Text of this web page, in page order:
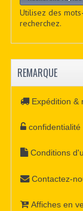
Utilisez des
recherchez.
REMARQUE
Expédition &
confidentialité
Conditions
Contactez-
Affiches en